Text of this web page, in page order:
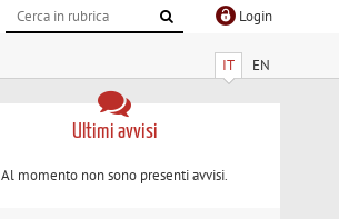
Login
IT EN
Ultimi avvisi
Al momento non sono presenti avvisi.